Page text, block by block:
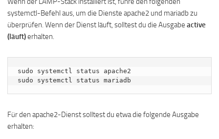
systemctl-Befehl aus, um die Dienste apache2 und mariadb zu
überprüfen. Wenn der Dienst läuft, solltest du die Ausgabe active
(läuft)erhalten.
sudo systemctl status apache2
sudo systemctl status mariadb
Für den apache2-Dienst solltest du etwa die folgende Ausgabe
erhalten: